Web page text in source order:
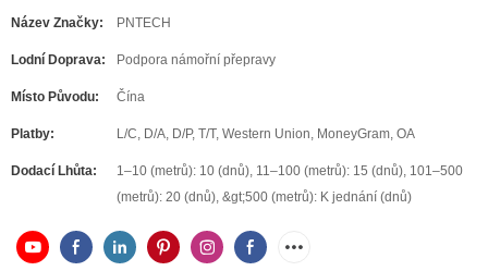
Název Značky: PNTECH
Lodní Doprava: Podpora námořní přepravy
Místo Původu: Čína
Platby: L/C, D/A, D/P, T/T, Western Union, MoneyGram, OA
Dodací Lhůta:
1–10 (metrů): 10 (dnů), 11–100 (metrů): 15 (dnů), 101–500
(metrů): 20 (dnů), &gt;500 (metrů): K jednání (dnů)